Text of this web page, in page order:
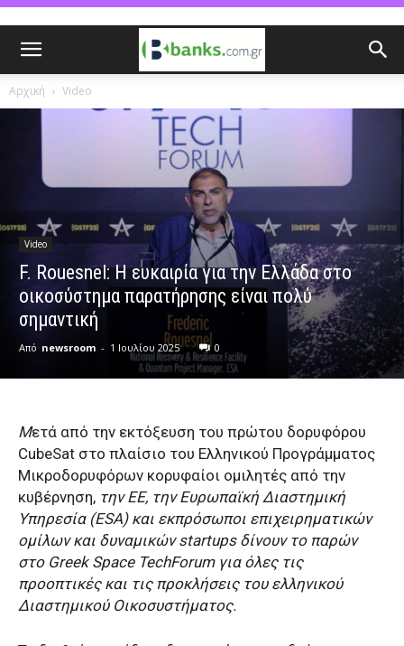
Αρχική Video
Video
F. Rouesnel: Η ευκαιρία για την Ελλάδα στο
οικοσύστημα παρατήρησης είναι πολύ
σημαντική
Από newsroom - 1 Ιουλίου 2025 0
Μετά από την εκτόξευση του πρώτου δορυφόρου
CubeSat στο πλαίσιο του Ελληνικού Προγράμματος
Μικροδορυφόρων κορυφαίοι ομιλητές από την
κυβέρνηση, την ΕΕ, την Ευρωπαϊκή Διαστημική
Υπηρεσία (ESA) και εκπρόσωποι επιχειρηματικών
ομίλων και δυναμικών startups δίνουν το παρών
στο Greek Space TechForum για όλες τις
προοπτικές και τις προκλήσεις του ελληνικού
Διαστημικού Οικοσυστήματος.